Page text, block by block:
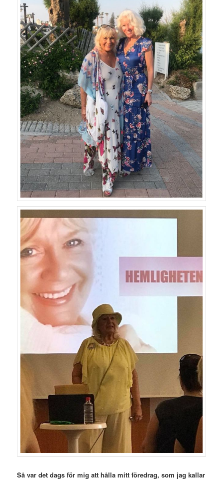
Så var det dags för mig att hålla mitt föredrag, som jag kallar